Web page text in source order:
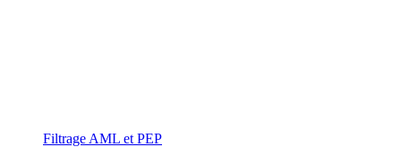
Filtrage AML et PEP